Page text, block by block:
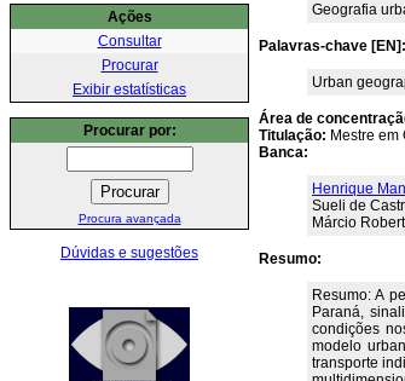
Ações
Consultar
Procurar
Exibir estatísticas
Procurar por:
Procura avançada
Dúvidas e sugestões
Geografia
Palavras-chave [EN]:
Urban
Área de
Titulação: Mestre em
Banca:
Henrique
Sueli de
Márcio
Resumo:
Resumo: A
Paraná,
condições
modelo
transporte